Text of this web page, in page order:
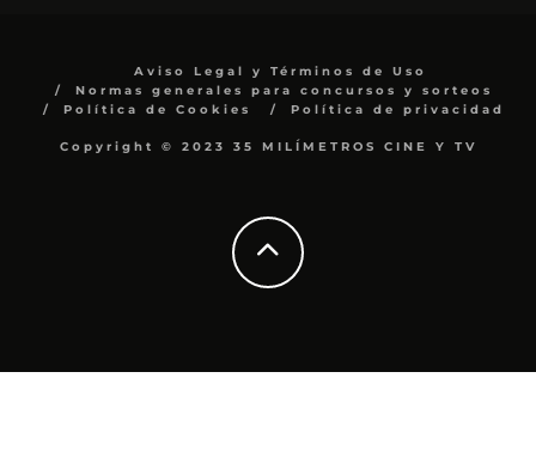
Aviso Legal y Términos de Uso
Normas generales para concursos y sorteos
Política de Cookies
Política de privacidad
Copyright © 2023 35 MILÍMETROS CINE Y TV